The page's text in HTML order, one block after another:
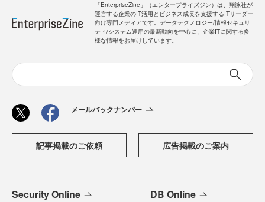
「EnterpriseZine」（エンタープライズジン）は、翔泳社が
運営する企業のIT活用とビジネス成長を支援するITリーダー
向け専門メディアです。データテクノロジー/情報セキュリ
ティ/システム運用の最新動向を中心に、企業ITに関する多
様な情報をお届けしています。
メールバックナンバー
記事掲載のご依頼 広告掲載のご案内
Security Online DB Online